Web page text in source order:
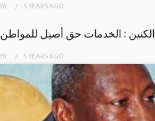
BY 5 YEARSAGO
الكنين : الخدمات حق أصيل للمواطن
BY 5 YEARSAGO